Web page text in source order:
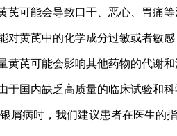
芪可能会导致口干、恶心、胃痛等
对黄芪中的化学成分过敏或者敏
黄芪可能会影响其他药物的代谢
于国内缺乏高质量的临床试验和
屑病时，我们建议患者在医生的